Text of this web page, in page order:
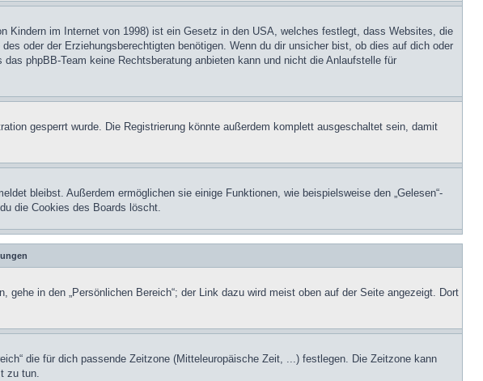
im Internet von 1998) ist ein Gesetz in den USA, welches festlegt, dass Websites, die
oder der Erziehungsberechtigten benötigen. Wenn du dir unsicher bist, ob dies auf dich oder
phpBB-Team keine Rechtsberatung anbieten kann und nicht die Anlaufstelle für
gesperrt wurde. Die Registrierung könnte außerdem komplett ausgeschaltet sein, damit
bleibst. Außerdem ermöglichen sie einige Funktionen, wie beispielsweise den „Gelesen“-
die Cookies des Boards löscht.
in den „Persönlichen Bereich“; der Link dazu wird meist oben auf der Seite angezeigt. Dort
die für dich passende Zeitzone (Mitteleuropäische Zeit, ...) festlegen. Die Zeitzone kann
zu tun.